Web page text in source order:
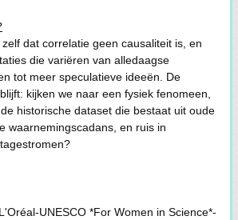
dat correlatie geen causaliteit is, en
die variëren van alledaagse
tot meer speculatieve ideeën. De
kijken we naar een fysiek fenomeen,
historische dataset die bestaat uit oude
waarnemingscadans, en ruis in
UNESCO *For Women in Science*-